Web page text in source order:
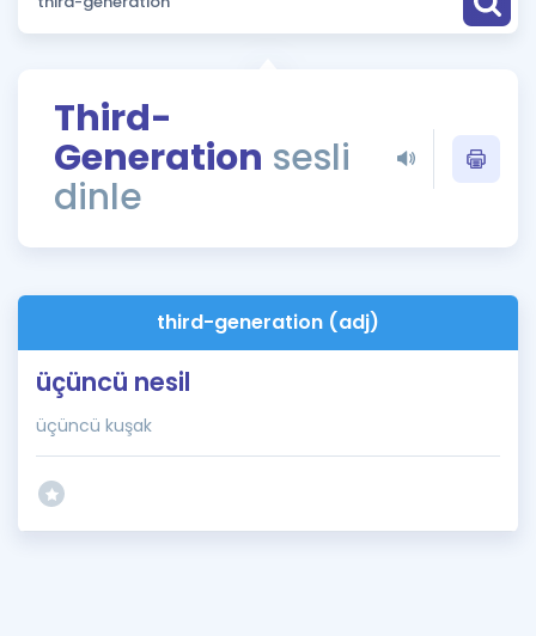
Puan Hesaplama
ÖSYM Sınav Takvimi
Kampanyalar
Third-
Generation sesli
dinle
third-generation (adj)
üçüncü nesil
üçüncü kuşak